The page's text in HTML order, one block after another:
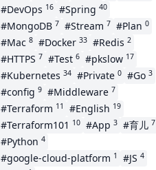
#DevOps 16 #Spring 40
#MongoDB 7 #Stream 7 #Plan 0
#Mac 8 #Docker 33 #Redis 2
#HTTPS 7 #Test 6 #pkslow 17
#Kubernetes 34 #Private 0 #Go 3
#config 9 #Middleware 7
#Terraform 11 #English 19
#Terraform101 10 #App 3 #育儿 7
#Python 4
#google-cloud-platform 1 #JS 4